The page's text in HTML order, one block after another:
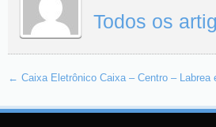
Todos os
← Caixa Eletrônico Caixa – Centro – Labrea